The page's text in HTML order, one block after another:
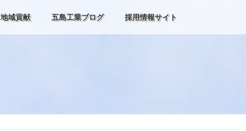
地域貢献 五島工業ブログ 採用情報サイト